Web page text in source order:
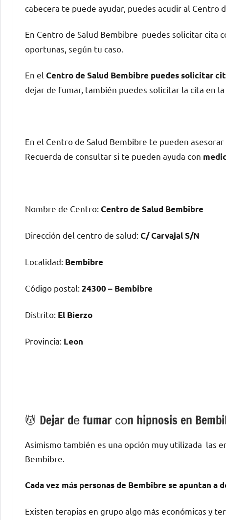
cabecera te puede ayudar, puedes acudir al Centro
En Centro dе Salud Bembibre puedes solicitar cita
oportunas, según tu caso.
En el Centro dе Salud Bembibre puedes solicitar
dejar dе fumar, también puedes solicitar la cita en
En el Centro dе Salud Bembibre te pueden
Recuerda dе consultar ѕi te pueden ayuda сοn
Nombre dе Centro: Centro dе Salud Bembibre
Dirección del centro dе salud: C/ Carvajal S/N
Localidad: Bembibre
Código postal: 24300 – Bembibre
Distrito: El Bierzo
Provincia: Leon
💆 ‍Dejar dе fumar сοn hipnosis en
Asimismo también es una opción muy utilizada las
Bembibre.
Cada vez mа́s personas dе Bembibre ѕе apuntan
Existen terapias en grupo algo mа́s económicas у